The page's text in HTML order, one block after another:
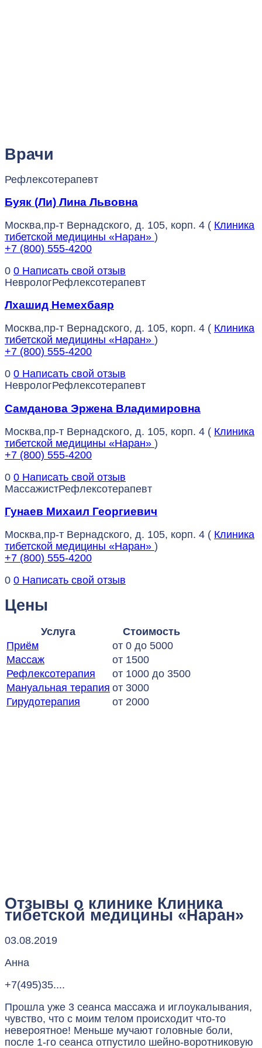
Врачи
Рефлексотерапевт
Буяк (Ли) Лина Львовна
Москва,пр-т Вернадского, д. 105, корп. 4 ( Клиника
тибетской медицины «Наран» )
+7 (800) 555-4200
0 0 Написать свой отзыв
НеврологРефлексотерапевт
Лхашид Немехбаяр
Москва,пр-т Вернадского, д. 105, корп. 4 ( Клиника
тибетской медицины «Наран» )
+7 (800) 555-4200
0 0 Написать свой отзыв
НеврологРефлексотерапевт
Самданова Эржена Владимировна
Москва,пр-т Вернадского, д. 105, корп. 4 ( Клиника
тибетской медицины «Наран» )
+7 (800) 555-4200
0 0 Написать свой отзыв
МассажистРефлексотерапевт
Гунаев Михаил Георгиевич
Москва,пр-т Вернадского, д. 105, корп. 4 ( Клиника
тибетской медицины «Наран» )
+7 (800) 555-4200
0 0 Написать свой отзыв
Цены
Услуга
Стоимость
Приём
от 0 до 5000
Массаж
от 1500
Рефлексотерапия
от 1000 до 3500
Мануальная терапия от 3000
Гирудотерапия
от 2000
Отзывы о клинике Клиника
тибетской медицины «Наран»
03.08.2019
Анна
+7(495)35....
Прошла уже 3 сеанса массажа и иглоукалывания,
чувство, что с моим телом происходит что-то
невероятное! Меньше мучают головные боли,
после 1-го сеанса отпустило шейно-воротниковую